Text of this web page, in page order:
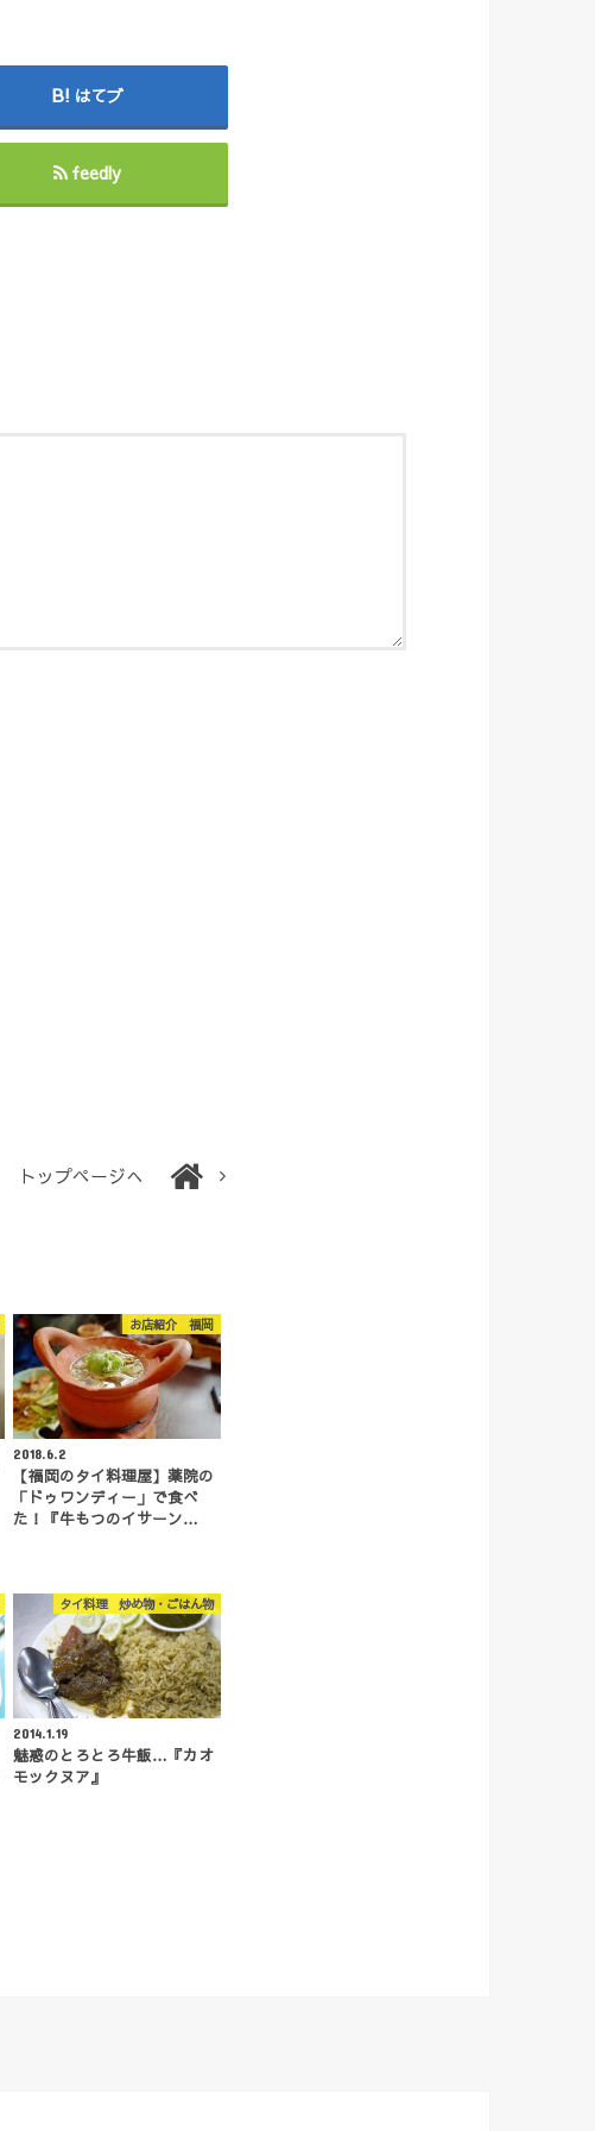
はてブ
feedly
トップページへ
お店紹介 福岡
2018.6.2
【福岡のタイ料理屋】薬院の
「ドゥワンディー」で食べ
た！『牛もつのイサーン…
タイ料理 炒め物・ごはん物
2014.1.19
魅惑のとろとろ牛飯…『カオ
モックヌア』